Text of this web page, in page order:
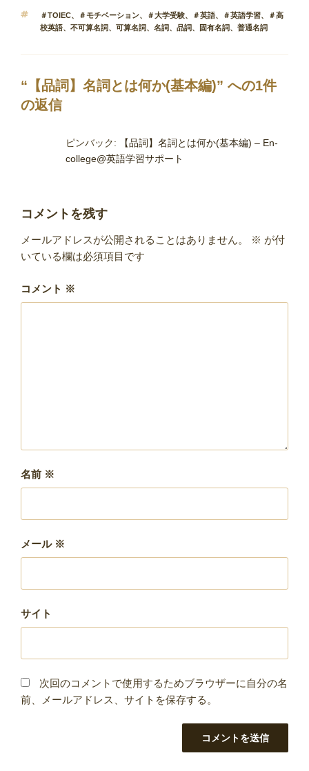
ゴ
リ
タ
グ
＃TOIEC、 ＃モチベーション、 ＃大学受験、 ＃英語、 ＃英語学習、
＃高
校英語、 不可算名詞、 可算名詞、 名詞、 品詞、 固有名詞、 普通名詞
“【品詞】名詞とは何か(基本編)” への1件
の返信
ピンバック:
【品詞】名詞とは何か(基本編) – En-
college@英語学習サポート
コメントを残す
メールアドレスが公開されることはありません。 ※ が付
いている欄は必須項目です
コメント ※
名前 ※
メール ※
サイト
次回のコメントで使用するためブラウザーに自分の名
前、メールアドレス、サイトを保存する。